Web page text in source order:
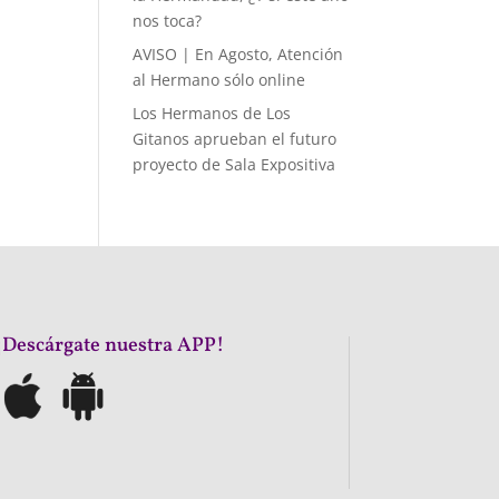
nos toca?
AVISO | En Agosto, Atención
al Hermano sólo online
Los Hermanos de Los
Gitanos aprueban el futuro
proyecto de Sala Expositiva
nuestra APP!